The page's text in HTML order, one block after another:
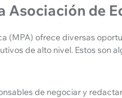
Asociación de
(MPA) ofrece diversas
de alto nivel. Estos son
de negociar y